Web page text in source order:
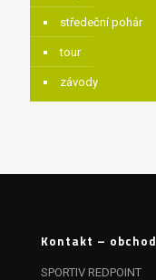
středeční pohár
tour
závody
Kontakt – obchod
SPORTIV REDPOINT